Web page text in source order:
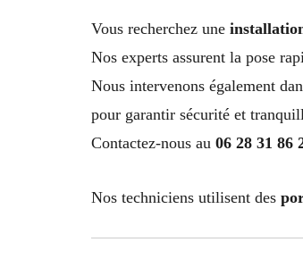
Vous recherchez une
Nos experts assurent la pose
Nous intervenons également
pour garantir sécurité et
Contactez-nous au 06 28 31 86
Nos techniciens utilisent des